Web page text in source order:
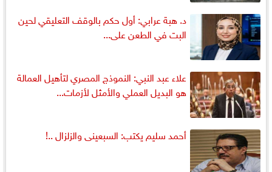
د. هبة عرابي: أول حكم بالوقف التعليقي لحين
البت في الطعن على...
علاء عبد النبي: النموذج المصري لتأهيل العمالة
هو البديل العملي والأمثل لأزمات...
أحمد سليم يكتب: السبعينى والزلزال ..!